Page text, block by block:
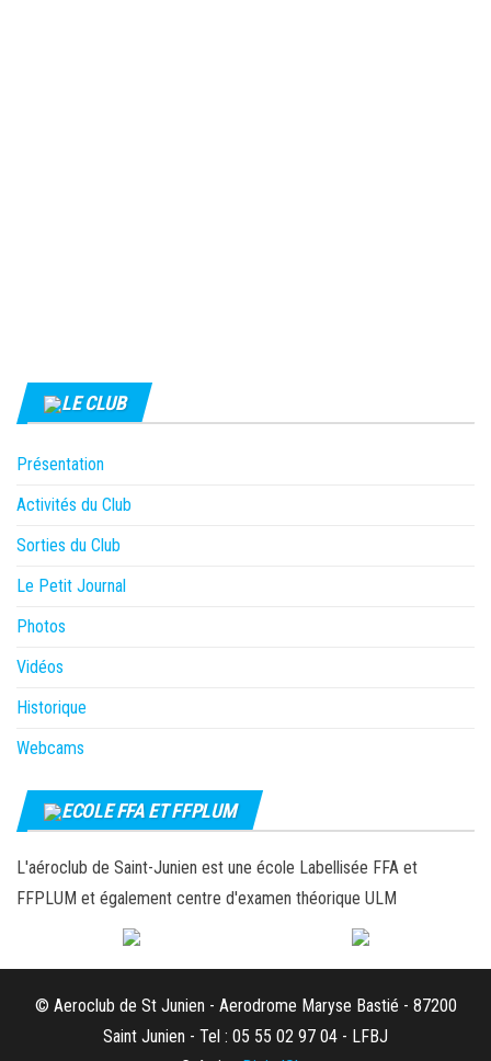
LE CLUB
Présentation
Activités du Club
Sorties du Club
Le Petit Journal
Photos
Vidéos
Historique
Webcams
ECOLE FFA ET FFPLUM
L'aéroclub de Saint-Junien est une école Labellisée FFA et
FFPLUM et également centre d'examen théorique ULM
© Aeroclub de St Junien - Aerodrome Maryse Bastié - 87200
Saint Junien - Tel : 05 55 02 97 04 - LFBJ